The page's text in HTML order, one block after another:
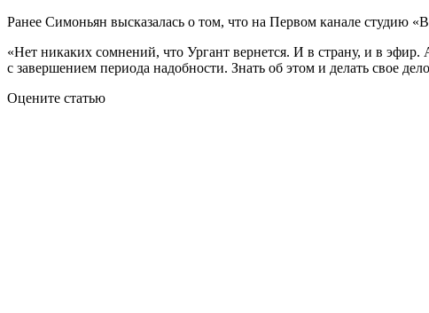
Ранее Симоньян высказалась о том, что на Первом канале студию
«Нет никаких сомнений, что Ургант вернется. И в страну, и в
с завершением периода надобности. Знать об этом и делать свое
Оцените статью